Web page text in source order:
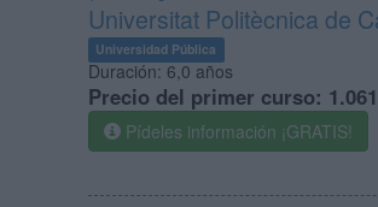
Universitat Politècnica de
Universidad Pública
Duración: 6,0 años
Precio del primer curso:
Pídeles información ¡GRATIS!